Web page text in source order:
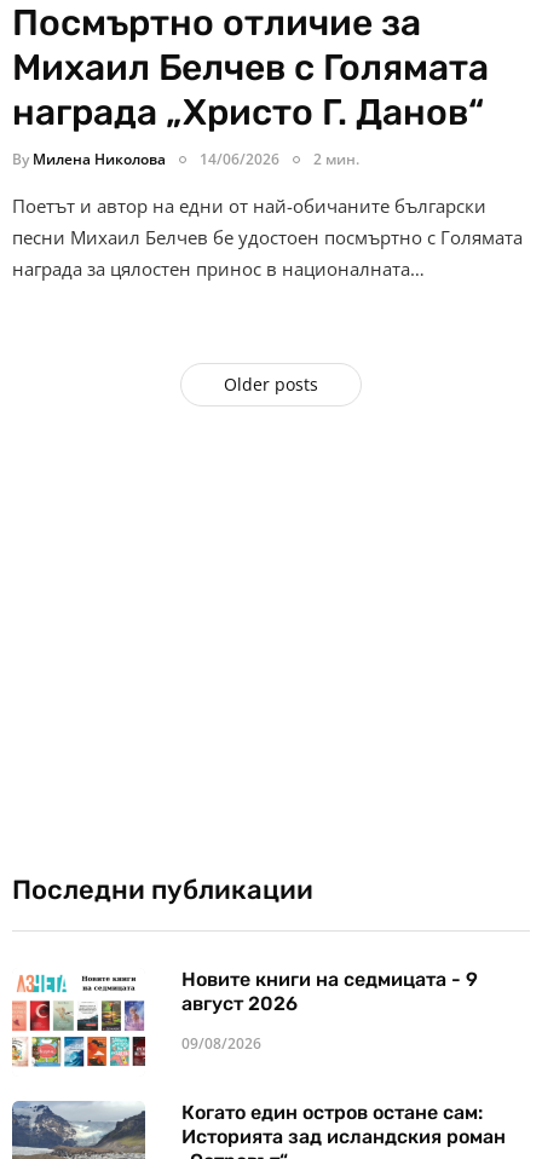
Посмъртно отличие за
Михаил Белчев с Голямата
награда „Христо Г. Данов“
By Милена Николова 14/06/2026 2 мин.
Поетът и автор на едни от най-обичаните български
песни Михаил Белчев бе удостоен посмъртно с Голямата
награда за цялостен принос в националната…
Older posts
Последни публикации
Новите книги на седмицата - 9
август 2026
09/08/2026
Когато един остров остане сам:
Историята зад исландския роман